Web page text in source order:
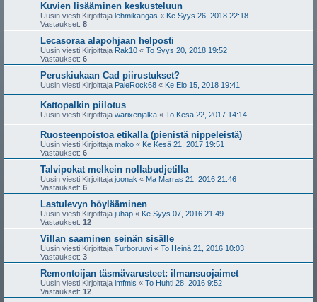
Kuvien lisääminen keskusteluun
Uusin viesti Kirjoittaja lehmikangas « Ke Syys 26, 2018 22:18
Vastaukset: 8
Lecasoraa alapohjaan helposti
Uusin viesti Kirjoittaja Rak10 « To Syys 20, 2018 19:52
Vastaukset: 6
Peruskiukaan Cad piirustukset?
Uusin viesti Kirjoittaja PaleRock68 « Ke Elo 15, 2018 19:41
Kattopalkin piilotus
Uusin viesti Kirjoittaja warixenjalka « To Kesä 22, 2017 14:14
Ruosteenpoistoa etikalla (pienistä nippeleistä)
Uusin viesti Kirjoittaja mako « Ke Kesä 21, 2017 19:51
Vastaukset: 6
Talvipokat melkein nollabudjetilla
Uusin viesti Kirjoittaja joonak « Ma Marras 21, 2016 21:46
Vastaukset: 6
Lastulevyn höylääminen
Uusin viesti Kirjoittaja juhap « Ke Syys 07, 2016 21:49
Vastaukset: 12
Villan saaminen seinän sisälle
Uusin viesti Kirjoittaja Turboruuvi « To Heinä 21, 2016 10:03
Vastaukset: 3
Remontoijan täsmävarusteet: ilmansuojaimet
Uusin viesti Kirjoittaja lmfmis « To Huhti 28, 2016 9:52
Vastaukset: 12